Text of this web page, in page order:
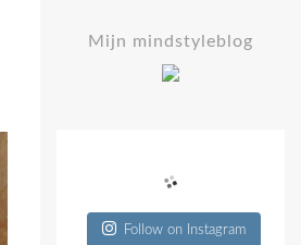
Mijn mindstyleblog
Follow on Instagram